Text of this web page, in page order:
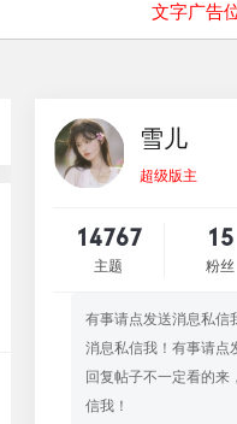
文字广告
雪儿
超级版主
14767
主题
15
粉丝
有事请点发送消息私信
消息私信我！有事请点
回复帖子不一定看的来
信我！